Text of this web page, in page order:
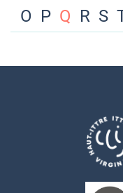
O P Q R S